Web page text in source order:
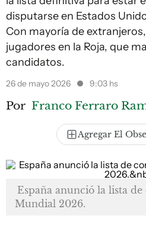
disputarse en Estados
Con mayoría de
jugadores en la Roja, que
candidatos.
26 de mayo 2026 9:03 hs
Por Franco Ferraro
Agregar El
España anunció la lista
Mundial 2026.